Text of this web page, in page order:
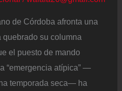
de Córdoba afronta una
su columna
el puesto de mando
“emergencia atípica” —
temporada seca— ha